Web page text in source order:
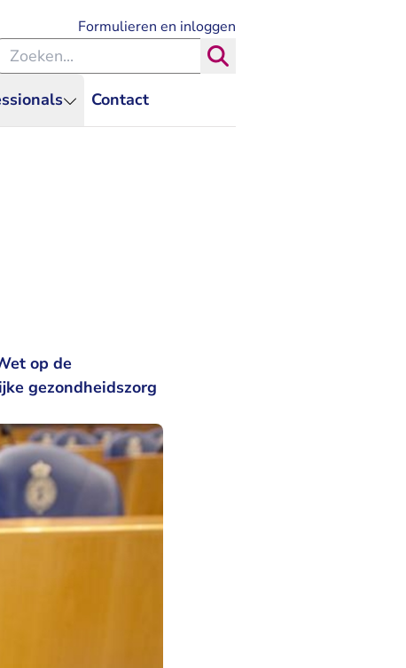
Contact
Formulieren en inloggen
binnen de Rechtspraak
op de
gezondheidszorg